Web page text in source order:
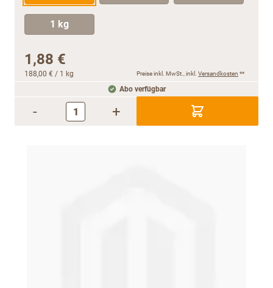
1 kg
1,88 €
188,00 € / 1 kg Preise inkl. MwSt., inkl. Versandkosten **
Abo verfügbar
- +